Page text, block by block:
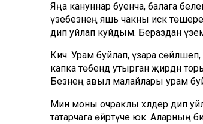
Яңа кануннар буенча, балага
үзе­без­нең яшь чакны искә
дип уйлап куйдым. Бераздан
Кич. Урам буйлап, үзара сөйләшеп,
капка тө­бендә утырган җирдән
Безнең авыл малайлары урам
Мин моны очраклы хәлдер дип
татарчага өйрәтүче юк. Аларның